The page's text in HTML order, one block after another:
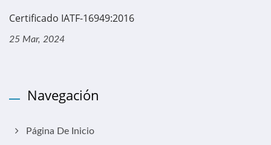
Certificado IATF-16949:2016
25 Mar, 2024
Navegación
Página De Inicio